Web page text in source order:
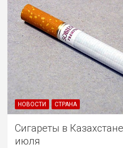
НОВОСТИ СТРАНА
Сигареты в
июля